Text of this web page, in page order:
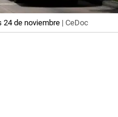
24 de noviembre | CeDoc